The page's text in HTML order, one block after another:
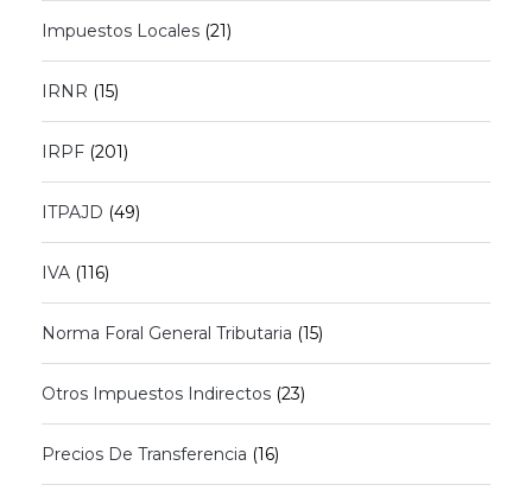
Impuestos Locales (21)
IRNR (15)
IRPF (201)
ITPAJD (49)
IVA (116)
Norma Foral General Tributaria (15)
Otros Impuestos Indirectos (23)
Precios De Transferencia (16)